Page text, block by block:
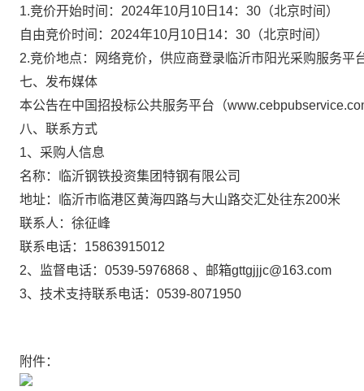
1.竞价开始时间：2024年10月10日14：30（北京时间）
自由竞价时间： 2024年10月10日14：30（北京时间）
2.竞价地点：
网络竞价，供应商登录临沂市阳光采购服务平
七、发布媒体
本公告在中国招投标公共服务平台（
八、联系方式
1、采购人信息
名称：临沂钢铁投资集团特钢有限公司
地址：临沂市临港区黄海四路与大山路交汇处往东200米
联系人：徐征峰
联系电话： 15863915012
2、监督电话：0539-5976868 、邮箱gttgjjjc@163.com
3、技术支持联系电话：0539-8071950
附件：